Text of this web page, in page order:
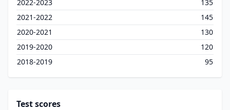
2022-2023
135
2021-2022
145
2020-2021
130
2019-2020
120
2018-2019
95
Test scores